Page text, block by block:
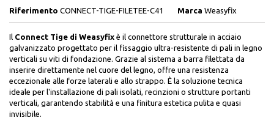
Riferimento CONNECT-TIGE-FILETEE-C41 Marca Weasyfix
Il Connect Tige di Weasyfix è il connettore strutturale in acciaio
galvanizzato progettato per il fissaggio ultra-resistente di pali in legno
verticali su viti di fondazione. Grazie al sistema a barra filettata da
inserire direttamente nel cuore del legno, offre una resistenza
eccezionale alle forze laterali e allo strappo. È la soluzione tecnica
ideale per l'installazione di pali isolati, recinzioni o strutture portanti
verticali, garantendo stabilità e una finitura estetica pulita e quasi
invisibile.